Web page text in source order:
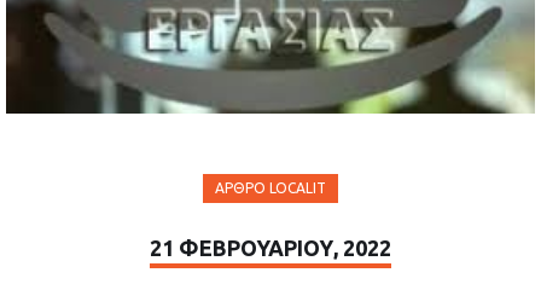
ΆΡΘΡΟ LOCALIT
21 ΦΕΒΡΟΥΑΡΊΟΥ, 2022